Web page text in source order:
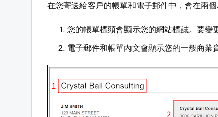
在您寄送給客戶的帳單和電子郵件中，會在兩個
您的帳單標頭會顯示您的網站標誌。要變
電子郵件和帳單內文會顯示您的一般商業